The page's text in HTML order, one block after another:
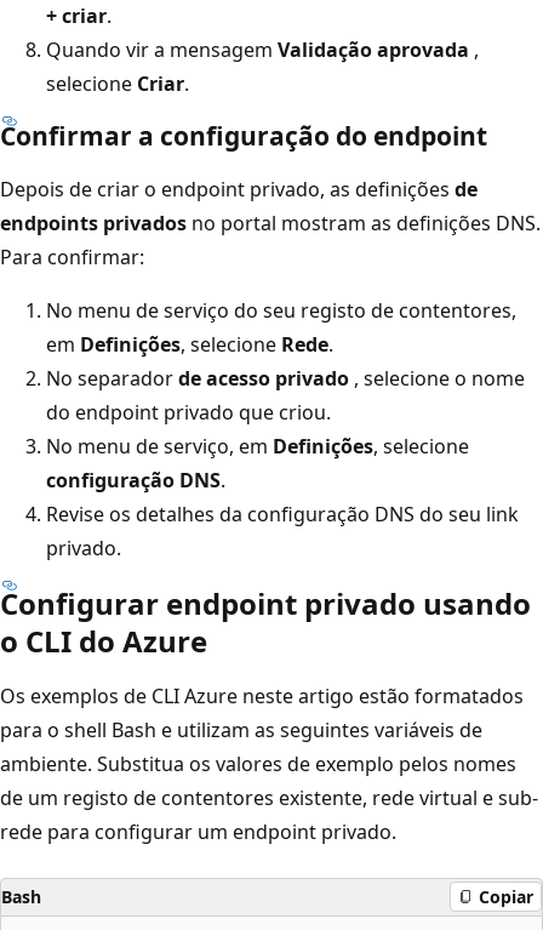
+ criar.
Quando vir a mensagem Validação aprovada ,
selecione Criar.
Confirmar a configuração do endpoint
Depois de criar o endpoint privado, as definições de
endpoints privados no portal mostram as definições DNS.
Para confirmar:
No menu de serviço do seu registo de contentores,
em Definições, selecione Rede.
No separadorde acesso privado , selecione o nome
do endpoint privado que criou.
No menu de serviço, em Definições, selecione
configuração DNS.
Revise os detalhes da configuração DNS do seu link
privado.
Configurar endpoint privado usando
o CLI do Azure
Os exemplos de CLI Azure neste artigo estão formatados
para o shell Bash e utilizam as seguintes variáveis de
ambiente. Substitua os valores de exemplo pelos nomes
de um registo de contentores existente, rede virtual e sub-
rede para configurar um endpoint privado.
Bash Copiar